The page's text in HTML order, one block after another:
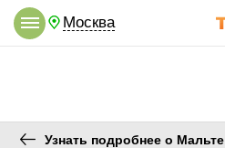
Москва
Узнать подробнее о Мальте